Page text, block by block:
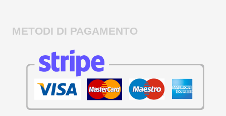
METODI DI PAGAMENTO